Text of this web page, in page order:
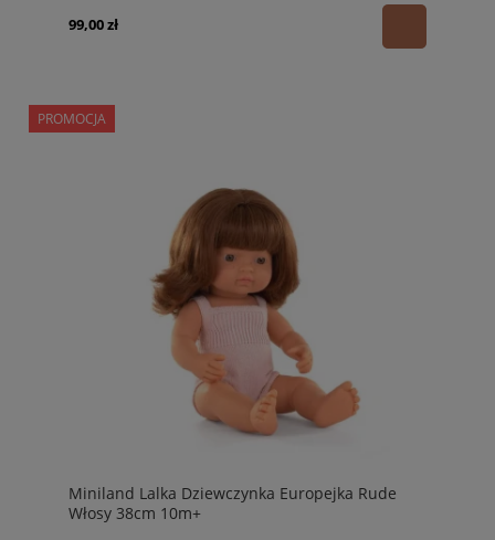
99,00 zł
Miniland Lalka Dziewczynka Europejka Rude
Włosy 38cm 10m+
PROMOCJA